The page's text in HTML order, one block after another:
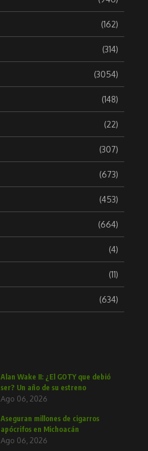
(162)
(314)
(3054)
(148)
(22)
(307)
(673)
(453)
(664)
(4)
(11)
(634)
Alan Wake II: ¿El GOTY que debió
ser? Un año de su estreno
Ago 06, 2026
Aseguran millones de cigarros
apócrifos en Michoacán
Ago 06, 2026